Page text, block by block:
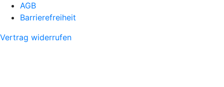
AGB
Barrierefreiheit
Vertrag widerrufen